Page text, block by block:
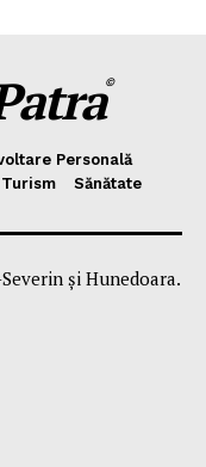
©
Personală
Turism
Sănătate
și Hunedoara.